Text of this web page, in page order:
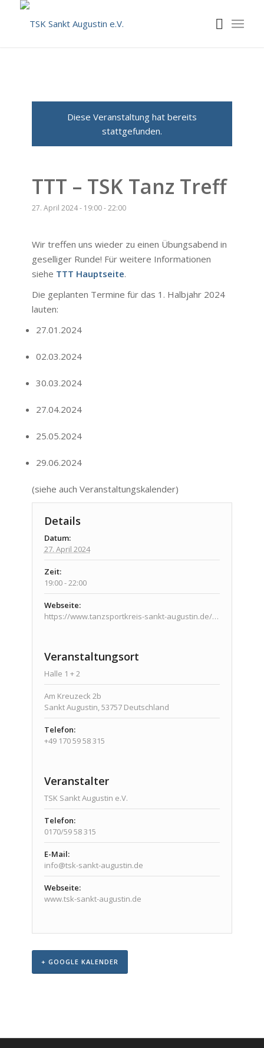
Diese Veranstaltung hat bereits
stattgefunden.
TTT – TSK Tanz Treff
27. April 2024 - 19:00-22:00
Wir treffen uns wieder zu einen Übungsabend in
geselliger Runde! Für weitere Informationen
siehe TTT Hauptseite.
Die geplanten Termine für das 1. Halbjahr 2024
lauten:
27.01.2024
02.03.2024
30.03.2024
27.04.2024
25.05.2024
29.06.2024
(siehe auch Veranstaltungskalender)
Details
Datum:
27. April 2024
Zeit:
19:00 - 22:00
Webseite:
https://www.tanzsportkreis-sankt-augustin.de/veranstaltungen/veranstaltungen/
Veranstaltungsort
Halle 1 + 2
Am Kreuzeck 2b
Sankt Augustin,53757 Deutschland
Telefon:
+49 170 59 58 315
Veranstalter
TSK Sankt Augustin e.V.
Telefon:
0170/59 58 315
E-Mail:
info@tsk-sankt-augustin.de
Webseite:
www.tsk-sankt-augustin.de
+ GOOGLE KALENDER